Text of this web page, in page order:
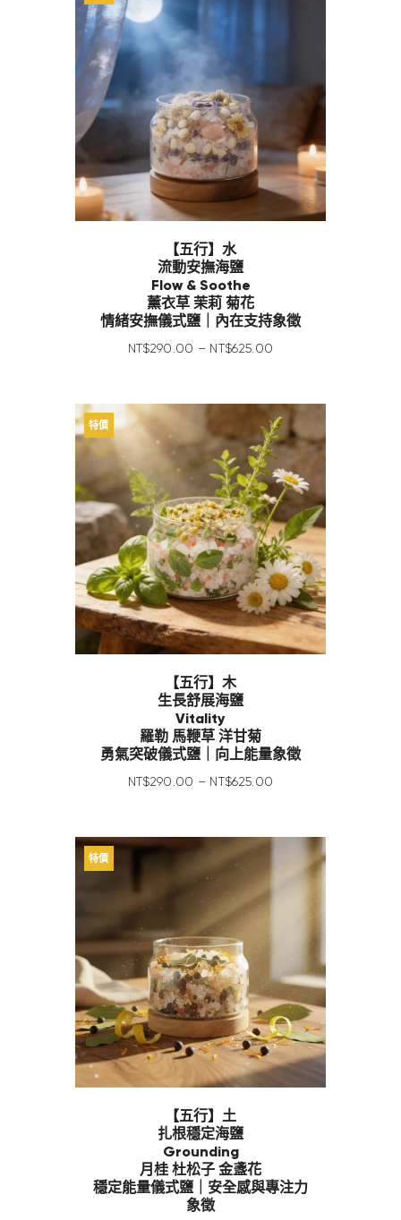
【五行】水
流動安撫海鹽
Flow & Soothe
薰衣草 茉莉 菊花
情緒安撫儀式鹽｜內在支持象徵
NT$290 00 – NT$625 00
特價
【五行】木
生長舒展海鹽
Vitality
羅勒 馬鞭草 洋甘菊
勇氣突破儀式鹽｜向上能量象徵
NT$290 00 – NT$625 00
特價
【五行】土
扎根穩定海鹽
Grounding
月桂 杜松子 金盞花
穩定能量儀式鹽｜安全感與專注力
象徵